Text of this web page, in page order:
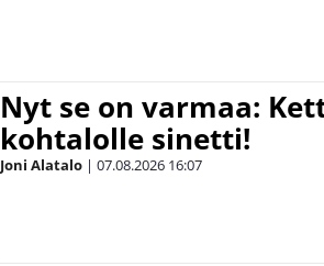
Nyt se on varmaa:
kohtalolle sinetti!
Joni Alatalo | 07.08.2026 16:07